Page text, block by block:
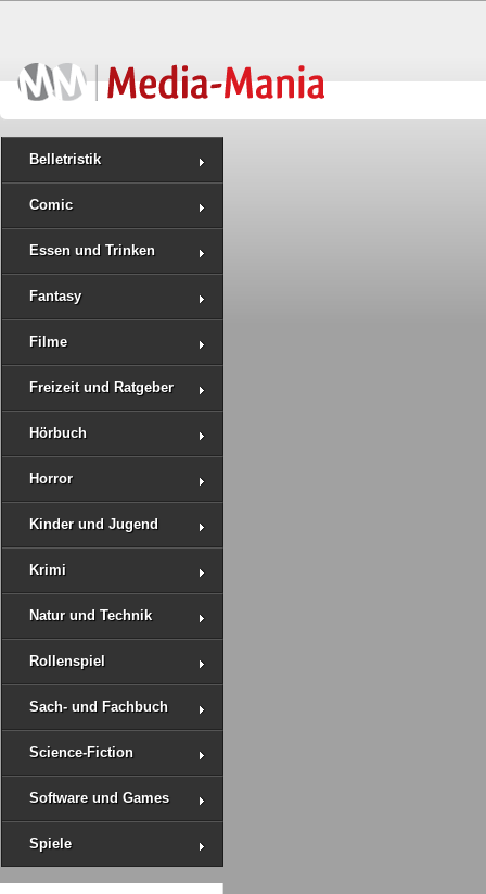
Belletristik
Comic
Essen und Trinken
Fantasy
Filme
Freizeit und Ratgeber
Hörbuch
Horror
Kinder und Jugend
Krimi
Natur und Technik
Rollenspiel
Sach- und Fachbuch
Science-Fiction
Software und Games
Spiele